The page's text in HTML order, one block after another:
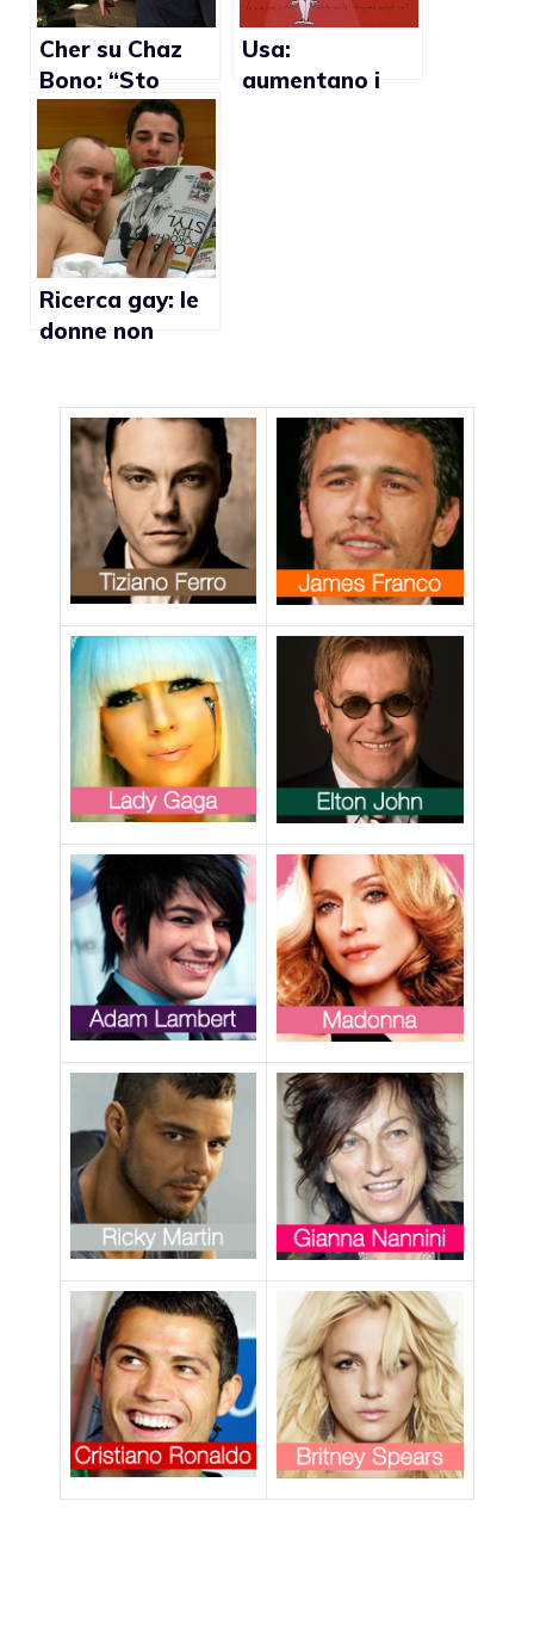
Cher su Chaz
Bono: “Sto
imparando a
considerarla
come un uomo”
Usa:
aumentano i
Ricerca gay: le
donne non
del partner con
un altro uomo